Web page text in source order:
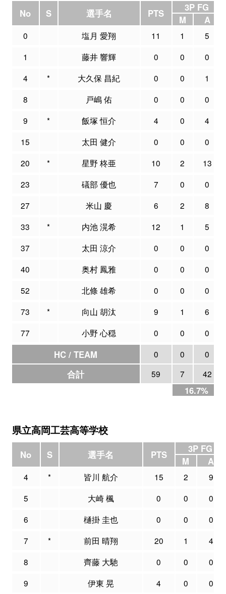
No S 選手名 PTS
3P FG
M
A
0 塩月 愛翔 11 1
5
1
藤井 響輝 0 0
0
4
* 大久保 昌紀 0 0
1
8
戸嶋 佑 0 0
0
9
* 飯塚 恒介 4 0
4
15
太田 健介 0 0
0
20
* 星野 柊亜 10 2
13
23
礒部 優也 7 0
0
27
米山 慶 6 2
8
33
* 内池 滉希 12 1
5
37
太田 涼介 0 0
0
40
奥村 鳳雅 0 0
0
52
北條 雄希 0 0
0
73
* 向山 胡汰 9 1
6
77
小野 心穏 0 0 0
HC / TEAM 0 0 0
合計 59 7 42
16.7%
県立高岡工芸高等学校
No S 選手名 PTS
3P FG
M
A
4 * 皆川 航介 15 2
9
5
大崎 楓 0 0
0
6
樋掛 圭也 0 0
0
7
* 前田 晴翔 20 1
4
8
齊藤 大馳 0 0
0
9
伊東 晃 4 0 0